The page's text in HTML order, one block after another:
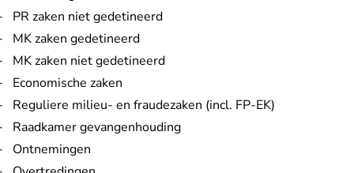
PR zaken niet gedetineerd
MK zaken gedetineerd
MK zaken niet gedetineerd
Economische zaken
Reguliere milieu- en fraudezaken (incl. FP-EK)
Raadkamer gevangenhouding
Ontnemingen